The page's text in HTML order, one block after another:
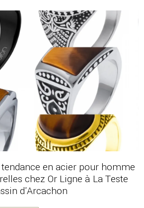
en acier pour homme
chez Or Ligne à La Teste
d'Arcachon